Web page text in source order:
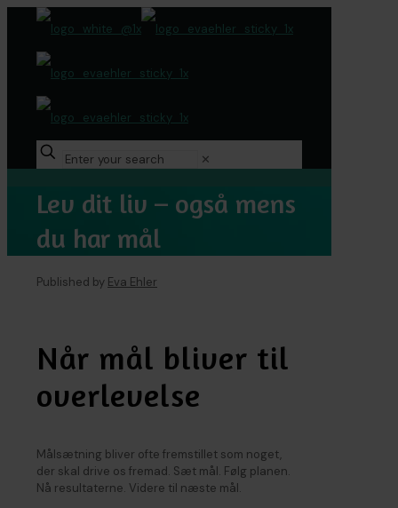
✕
Lev dit liv – også mens
du har mål
Published by Eva Ehler
Når mål bliver til
overlevelse
Målsætning bliver ofte fremstillet som noget,
der skal drive os fremad. Sæt mål. Følg planen.
Nå resultaterne. Videre til næste mål.